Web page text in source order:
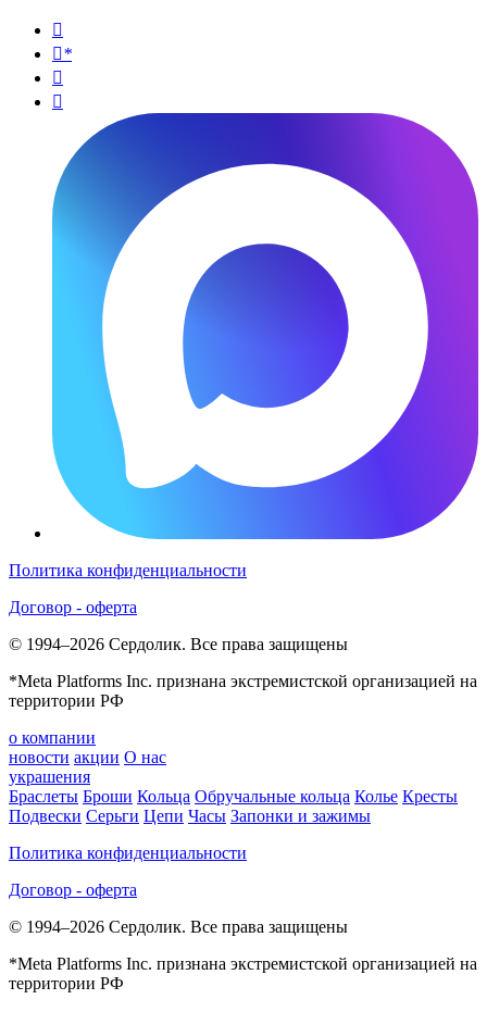

*


Политика конфиденциальности
Договор - оферта
© 1994–2026 Сердолик. Все права защищены
*Meta Platforms Inc. признана экстремистской организацией на
территории РФ
о компании
новости акции О нас
украшения
Браслеты Броши Кольца Обручальные кольца Колье Кресты
Подвески Серьги Цепи Часы Запонки и зажимы
Политика конфиденциальности
Договор - оферта
© 1994–2026 Сердолик. Все права защищены
*Meta Platforms Inc. признана экстремистской организацией на
территории РФ